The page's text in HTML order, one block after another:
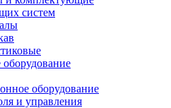
систем
оборудование
и управления